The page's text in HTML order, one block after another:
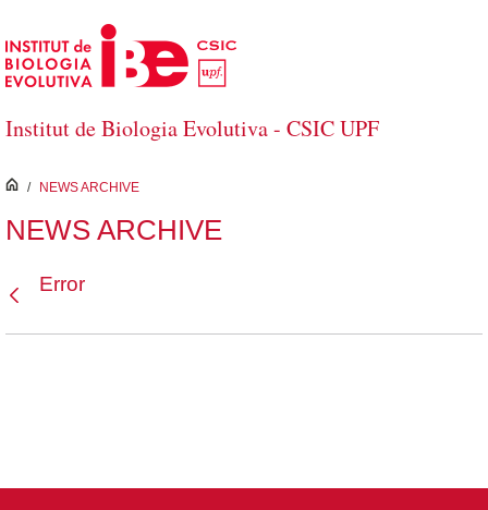
Saltar al contenido principal
Institut de Biologia Evolutiva - CSIC UPF
inici
/ NEWS ARCHIVE
NEWS ARCHIVE
Error